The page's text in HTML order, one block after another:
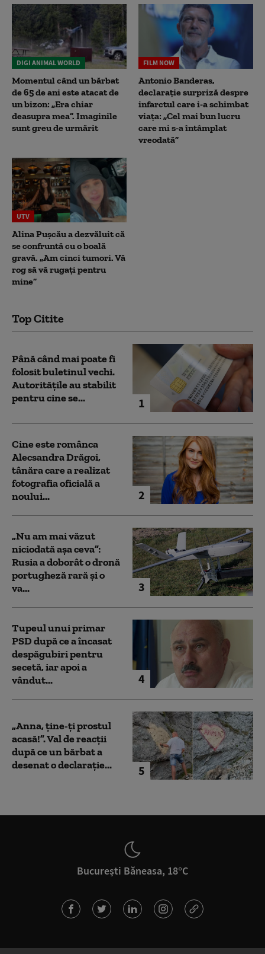
DIGI ANIMAL WORLD
Momentul când un bărbat
de 65 de ani este atacat de
un bizon: „Era chiar
deasupra mea”. Imaginile
sunt greu de urmărit
FILM NOW
Antonio Banderas,
declarație surpriză despre
infarctul care i-a schimbat
viața: „Cel mai bun lucru
care mi s-a întâmplat
vreodată”
UTV
Alina Pușcău a dezvăluit că
se confruntă cu o boală
gravă. „Am cinci tumori. Vă
rog să vă rugați pentru
mine”
Top Citite
1
Până când mai poate fi
folosit buletinul vechi.
Autoritățile au stabilit
pentru cine se...
2
Cine este românca
Alecsandra Drăgoi,
tânăra care a realizat
fotografia oficială a
noului...
3
„Nu am mai văzut
niciodată așa ceva”:
Rusia a doborât o dronă
portugheză rară și o
va...
4
Tupeul unui primar
PSD după ce a încasat
despăgubiri pentru
secetă, iar apoi a
vândut...
5
„Anna, ţine-ţi prostul
acasă!”. Val de reacții
după ce un bărbat a
desenat o declarație...
București Băneasa, 18°C